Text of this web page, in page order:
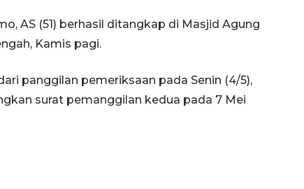
AS (51) berhasil ditangkap di Masjid Agung
Kamis pagi.
panggilan pemeriksaan pada Senin (4/5),
surat pemanggilan kedua pada 7 Mei